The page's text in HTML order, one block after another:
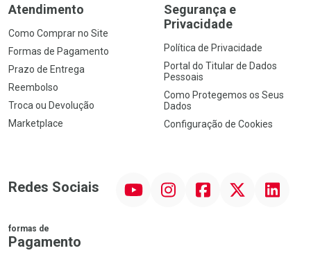
Atendimento
Como Comprar no Site
Formas de Pagamento
Prazo de Entrega
Reembolso
Troca ou Devolução
Marketplace
Segurança e
Privacidade
Política de Privacidade
Portal do Titular de Dados
Pessoais
Como Protegemos os Seus
Dados
Configuração de Cookies
Redes Sociais InstagramFacebook Linkedin
formas de
Pagamento